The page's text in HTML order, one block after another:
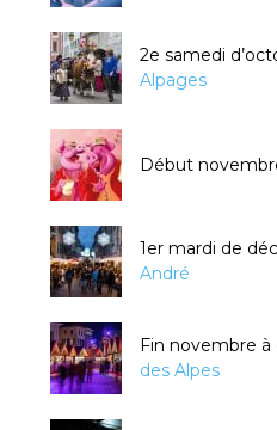
2e samedi
Alpages
Début
1er mardi de
André
Fin novembre à
des Alpes